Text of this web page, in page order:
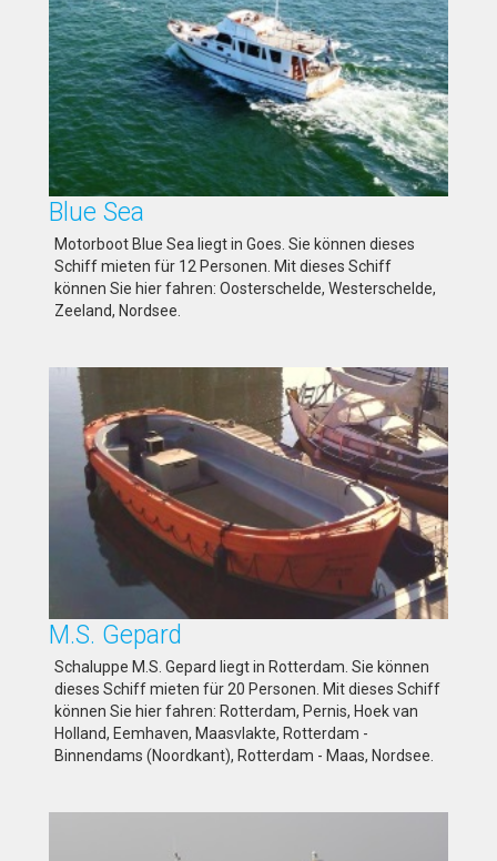
Blue Sea
Motorboot Blue Sea liegt in Goes. Sie können dieses
Schiff mieten für 12 Personen. Mit dieses Schiff
können Sie hier fahren: Oosterschelde, Westerschelde,
Zeeland, Nordsee.
M.S. Gepard
Schaluppe M.S. Gepard liegt in Rotterdam. Sie können
dieses Schiff mieten für 20 Personen. Mit dieses Schiff
können Sie hier fahren: Rotterdam, Pernis, Hoek van
Holland, Eemhaven, Maasvlakte, Rotterdam -
Binnendams (Noordkant), Rotterdam - Maas, Nordsee.